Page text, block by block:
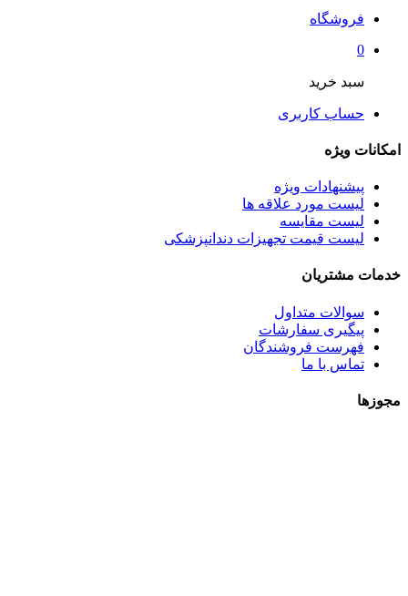
فروشگاه
0
سبد خرید
حساب کاربری
امکانات ویژه
پیشنهادات ویژه
لیست مورد علاقه ها
لیست مقایسه
لیست قیمت تجهیزات دندانپزشکی
خدمات مشتریان
سوالات متداول
پیگیری سفارشات
فهرست فروشندگان
تماس با ما
مجوزها